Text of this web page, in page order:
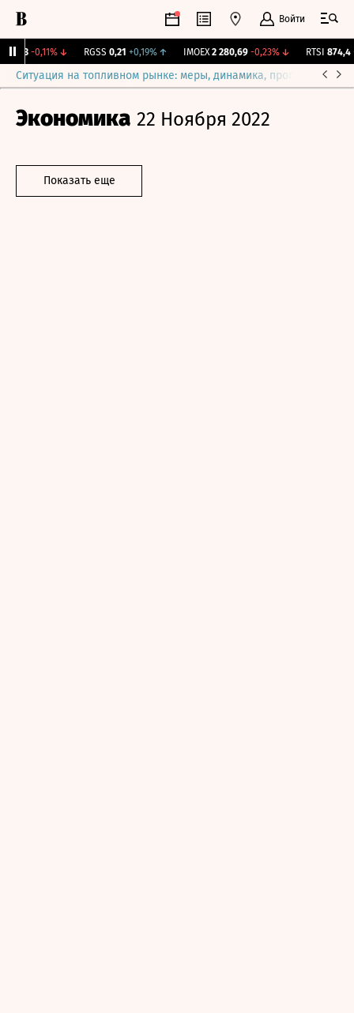
Войти
-0,11% ↓ RGSS 0,21 +0,19%↑ IMOEX 2 280,69 -0,23%↓ RTSI 874,4 -
Ситуация на топливном рынке: меры, динамика, прогнозы
Экономика 22 Ноября 2022
Показать еще